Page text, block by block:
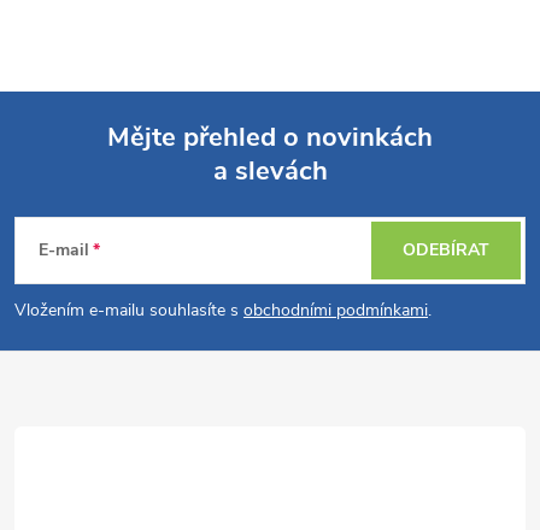
p
a
Mějte přehled o novinkách
a slevách
E-mail
Vložením e-mailu souhlasíte s obchodními podmínkami.
ODEBÍRAT